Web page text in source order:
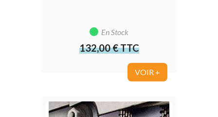
En Stock
Prix
132,00 € TTC
VOIR +